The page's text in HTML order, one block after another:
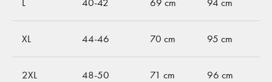
L 40-42 69 cm 94 cm
XL 44-46 70 cm 95 cm
2XL 48-50 71 cm 96 cm